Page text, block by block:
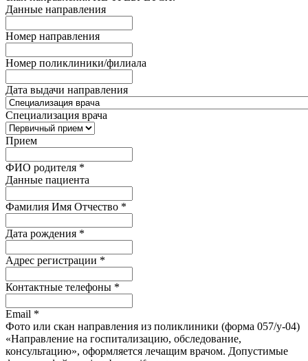
Данные направления
Номер направления
Номер поликлиники/филиала
Дата выдачи направления
Специализация врача
Прием
ФИО родителя *
Данные пациента
Фамилия Имя Отчество *
Дата рождения *
Адрес регистрации *
Контактные телефоны *
Email *
Фото или скан направления из поликлиники (форма 057/у-04)
«Направление на госпитализацию, обследование,
консультацию», оформляется лечащим врачом. Допустимые